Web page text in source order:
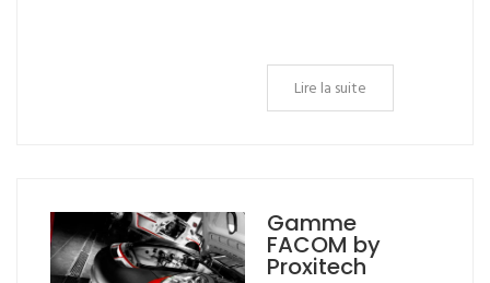
Lire la suite
Gamme
FACOM by
Proxitech